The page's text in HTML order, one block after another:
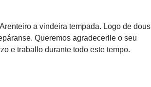
a vindeira tempada. Logo de dous
Queremos agradecerlle o seu
e traballo durante todo este tempo.